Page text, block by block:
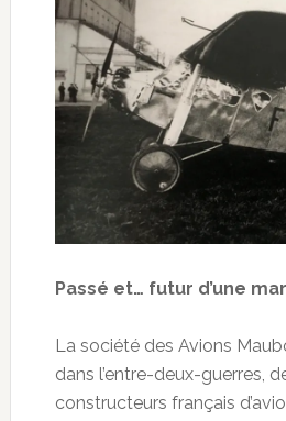
Passé et… futur d’une
La société des Avions
dans l’entre-deux-guerres,
constructeurs français